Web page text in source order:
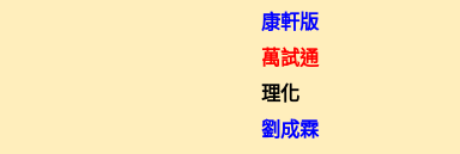
康軒版
萬試通
理化
劉成霖